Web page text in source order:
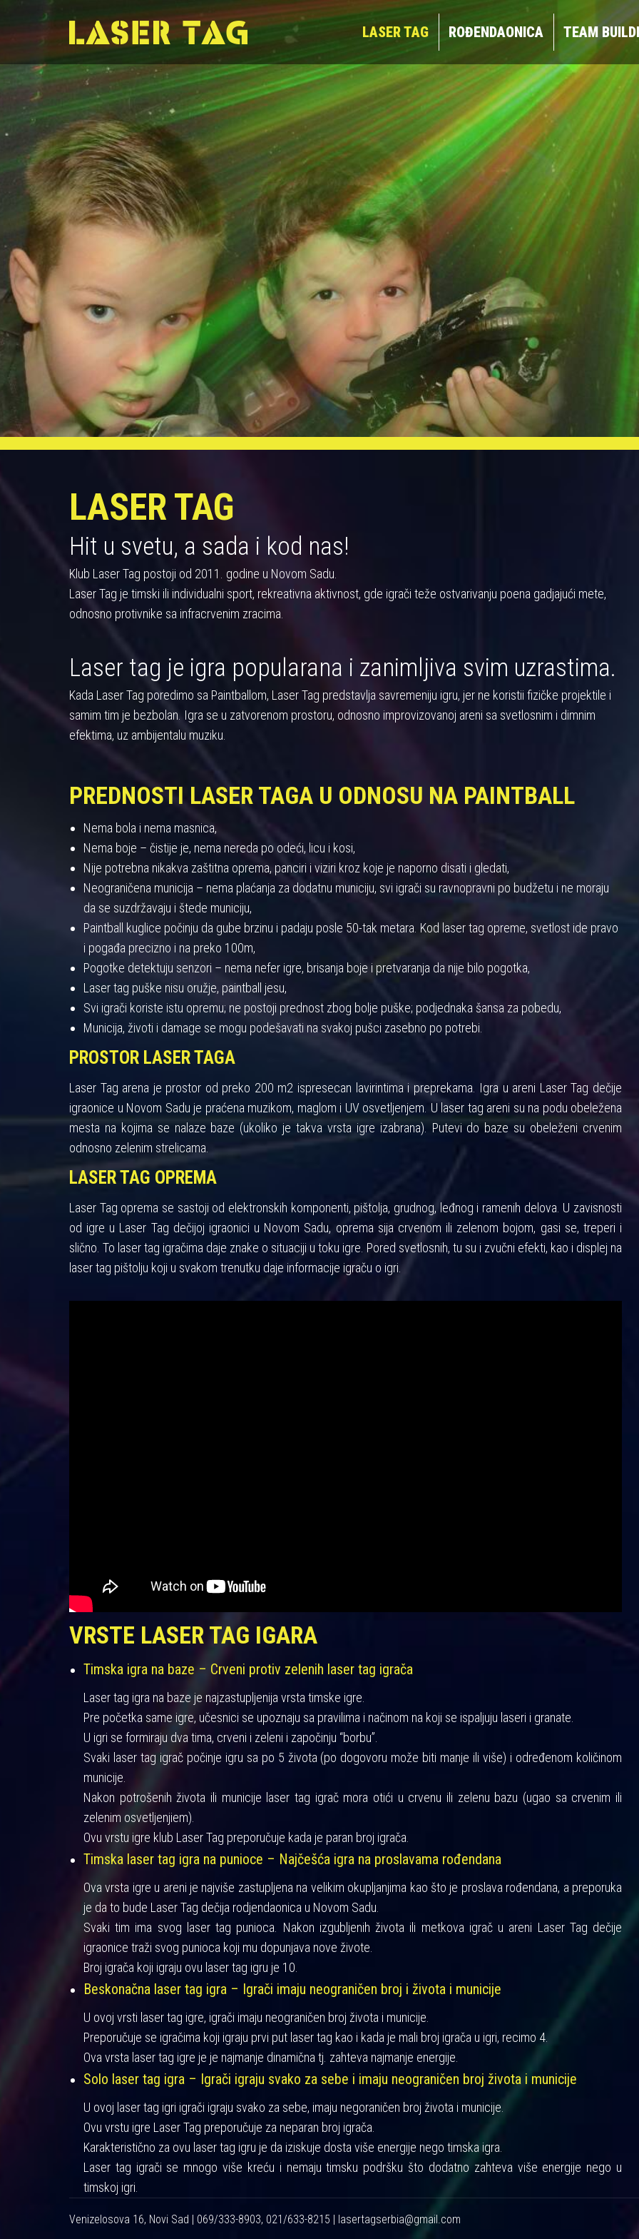
LASER TAG ROĐENDAONICA TEAM
LASER TAG
Hit u svetu, a sada i kod nas!
Klub Laser Tag postoji od 2011. godine u Novom Sadu.
Laser Tag je timski ili individualni sport, rekreativna aktivnost, gde igrači teže ostvarivanju poena gadjajući mete,
odnosno protivnike sa infracrvenim zracima.
Laser tag je igra popularana i zanimljiva svim uzrastima.
Kada Laser Tag poredimo sa Paintballom, Laser Tag predstavlja savremeniju igru, jer ne koristii fizičke projektile i
samim tim je bezbolan. Igra se u zatvorenom prostoru, odnosno improvizovanoj areni sa svetlosnim i dimnim
efektima, uz ambijentalu muziku.
PREDNOSTI LASER TAGA U ODNOSU NA PAINTBALL
Nema bola i nema masnica,
Nema boje – čistije je, nema nereda po odeći, licu i kosi,
Nije potrebna nikakva zaštitna oprema, panciri i viziri kroz koje je naporno disati i gledati,
Neograničena municija – nema plaćanja za dodatnu municiju, svi igrači su ravnopravni po budžetu i ne moraju
da se suzdržavaju i štede municiju,
Paintball kuglice počinju da gube brzinu i padaju posle 50-tak metara. Kod laser tag opreme, svetlost ide pravo
i pogađa precizno i na preko 100m,
Pogotke detektuju senzori – nema nefer igre, brisanja boje i pretvaranja da nije bilo pogotka,
Laser tag puške nisu oružje, paintball jesu,
Svi igrači koriste istu opremu; ne postoji prednost zbog bolje puške; podjednaka šansa za pobedu,
Municija, životi i damage se mogu podešavati na svakoj pušci zasebno po potrebi.
PROSTOR LASER TAGA
Laser Tag arena je prostor od preko 200 m2 ispresecan lavirintima i preprekama. Igra u areni Laser Tag dečije
igraonice u Novom Sadu je praćena muzikom, maglom i UV osvetljenjem. U laser tag areni su na podu obeležena
mesta na kojima se nalaze baze (ukoliko je takva vrsta igre izabrana). Putevi do baze su obeleženi crvenim
odnosno zelenim strelicama.
LASER TAG OPREMA
Laser Tag oprema se sastoji od elektronskih komponenti, pištolja, grudnog, leđnog i ramenih delova. U zavisnosti
od igre u Laser Tag dečijoj igraonici u Novom Sadu, oprema sija crvenom ili zelenom bojom, gasi se, treperi i
slično. To laser tag igračima daje znake o situaciji u toku igre. Pored svetlosnih, tu su i zvučni efekti, kao i displej na
laser tag pištolju koji u svakom trenutku daje informacije igraču o igri.
VRSTE LASER TAG IGARA
Timska igra na baze – Crveni protiv zelenih laser tag igrača
Laser tag igra na baze je najzastupljenija vrsta timske igre.
Pre početka same igre, učesnici se upoznaju sa pravilima i načinom na koji se ispaljuju laseri i granate.
U igri se formiraju dva tima, crveni i zeleni i započinju “borbu”.
Svaki laser tag igrač počinje igru sa po 5 života (po dogovoru može biti manje ili više) i određenom količinom
municije.
Nakon potrošenih života ili municije laser tag igrač mora otići u crvenu ili zelenu bazu (ugao sa crvenim ili
zelenim osvetljenjiem).
Ovu vrstu igre klub Laser Tag preporučuje kada je paran broj igrača.
Timska laser tag igra na punioce – Najčešća igra na proslavama rođendana
Ova vrsta igre u areni je najviše zastupljena na velikim okupljanjima kao što je proslava rođendana, a preporuka
je da to bude Laser Tag dečija rodjendaonica u Novom Sadu.
Svaki tim ima svog laser tag punioca. Nakon izgubljenih života ili metkova igrač u areni Laser Tag dečije
igraonice traži svog punioca koji mu dopunjava nove živote.
Broj igrača koji igraju ovu laser tag igru je 10.
Beskonačna laser tag igra – Igrači imaju neograničen broj i života i municije
U ovoj vrsti laser tag igre, igrači imaju neograničen broj života i municije.
Preporučuje se igračima koji igraju prvi put laser tag kao i kada je mali broj igrača u igri, recimo 4.
Ova vrsta laser tag igre je je najmanje dinamična tj. zahteva najmanje energije.
Solo laser tag igra – Igrači igraju svako za sebe i imaju neograničen broj života i municije
U ovoj laser tag igri igrači igraju svako za sebe, imaju negoraničen broj života i municije.
Ovu vrstu igre Laser Tag preporučuje za neparan broj igrača.
Karakteristično za ovu laser tag igru je da iziskuje dosta više energije nego timska igra.
Laser tag igrači se mnogo više kreću i nemaju timsku podršku što dodatno zahteva više energije nego u
timskoj igri.
Venizelosova 16, Novi Sad | 069/333-8903, 021/633-8215 | lasertagserbia@gmail.com
LASER TAG TEAM